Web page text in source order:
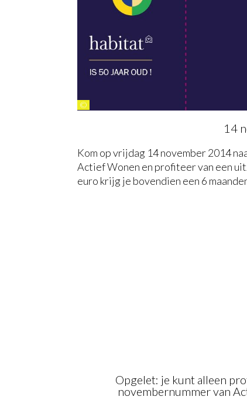
©
14
Kom op vrijdag 14 november 2014
Actief Wonen en profiteer van een
euro krijg je bovendien een 6
Opgelet: je kunt alleen
novembernummer van